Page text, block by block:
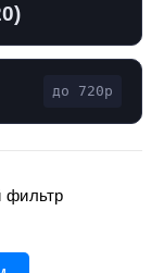
до 720p
фильтр